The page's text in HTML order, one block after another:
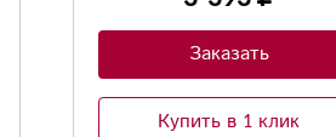
Заказать
Купить в 1 клик